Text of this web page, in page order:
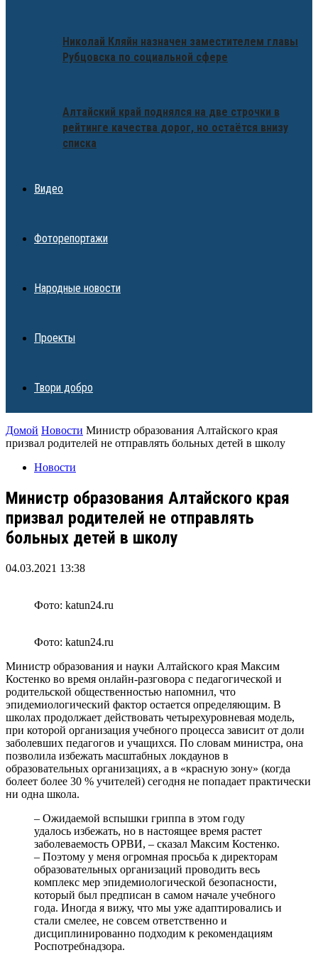
Николай Кляйн назначен заместителем главы
Рубцовска по социальной сфере
Алтайский край поднялся на две строчки в
рейтинге качества дорог, но остаётся внизу
списка
Видео
Фоторепортажи
Народные новости
Проекты
Твори добро
Домой Новости Министр образования Алтайского края
призвал родителей не отправлять больных детей в школу
Новости
Министр образования Алтайского края
призвал родителей не отправлять
больных детей в школу
04.03.2021 13:38
Фото: katun24.ru
Фото: katun24.ru
Министр образования и науки Алтайского края Максим
Костенко во время онлайн-разговора с педагогической и
родительской общественностью напомнил, что
эпидемиологический фактор остается определяющим. В
школах продолжает действовать четырехуровневая модель,
при которой организация учебного процесса зависит от доли
заболевших педагогов и учащихся. По словам министра, она
позволила избежать масштабных локдаунов в
образовательных организациях, а в «красную зону» (когда
болеет более 30 % учителей) сегодня не попадает практически
ни одна школа.
– Ожидаемой вспышки гриппа в этом году
удалось избежать, но в настоящее время растет
заболеваемость ОРВИ, – сказал Максим Костенко.
– Поэтому у меня огромная просьба к директорам
образовательных организаций проводить весь
комплекс мер эпидемиологической безопасности,
который был предписан в самом начале учебного
года. Иногда я вижу, что мы уже адаптировались и
стали смелее, не совсем ответственно и
дисциплинированно подходим к рекомендациям
Роспотребнадзора.